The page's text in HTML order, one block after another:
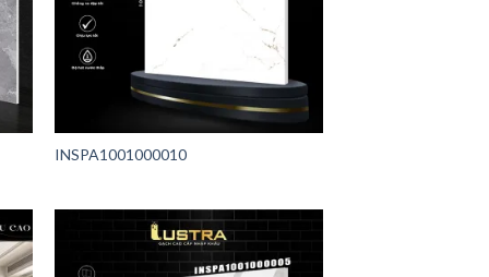
INSPA1001000010